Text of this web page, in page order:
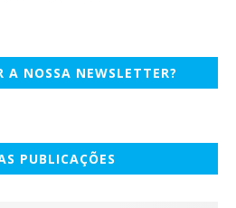
A NOSSA NEWSLETTER?
PUBLICAÇÕES